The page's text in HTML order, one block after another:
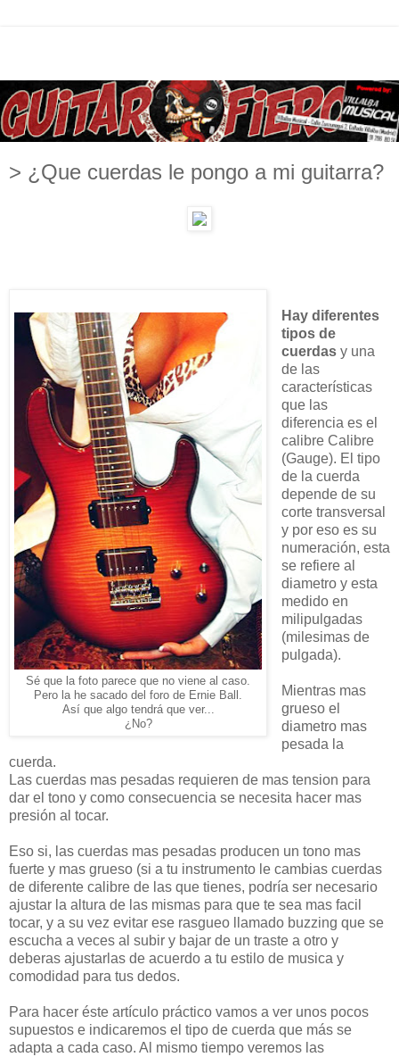
> ¿Que cuerdas le pongo a mi guitarra?
Sé que la foto parece que no viene al caso.
Pero la he sacado del foro de Ernie Ball.
Así que algo tendrá que ver...
¿No?
Hay diferentes
tipos de
cuerdasy una
de las
características
que las
diferencia es el
calibre Calibre
(Gauge). El tipo
de la cuerda
depende de su
corte transversal
y por eso es su
numeración, esta
se refiere al
diametro y esta
medido en
milipulgadas
(milesimas de
pulgada).
Mientras mas
grueso el
diametro mas
pesada la
cuerda.
Las cuerdas mas pesadas requieren de mas tension para
dar el tono y como consecuencia se necesita hacer mas
presión al tocar.
Eso si, las cuerdas mas pesadas producen un tono mas
fuerte y mas grueso (si a tu instrumento le cambias cuerdas
de diferente calibre de las que tienes, podría ser necesario
ajustar la altura de las mismas para que te sea mas facil
tocar, y a su vez evitar ese rasgueo llamado buzzing que se
escucha a veces al subir y bajar de un traste a otro y
deberas ajustarlas de acuerdo a tu estilo de musica y
comodidad para tus dedos.
Para hacer éste artículo práctico vamos a ver unos pocos
supuestos e indicaremos el tipo de cuerda que más se
adapta a cada caso. Al mismo tiempo veremos las